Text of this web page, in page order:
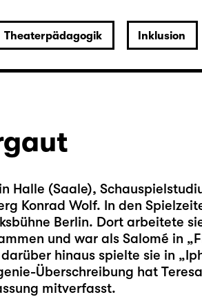
Theaterpädagogik Inklusion
Halle (Saale),
Konrad Wolf. In den
Berlin. Dort arbeitete
und war als Salomé in
hinaus spielte sie in
Überschreibung hat
mitverfasst.